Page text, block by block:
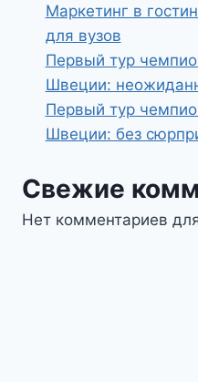
Маркетинг в
для вузов
Первый тур
Швеции:
Первый тур
Швеции: без
Свежие
Нет комментариев